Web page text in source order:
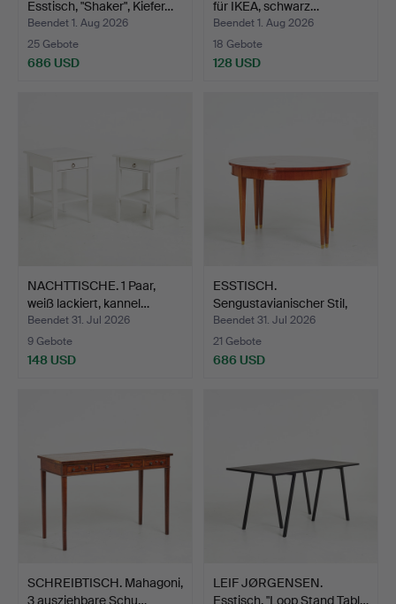
Esstisch, "Shaker", Kiefer…
Beendet 1. Aug 2026
25 Gebote
686 USD
für IKEA, schwarz…
Beendet 1. Aug 2026
18 Gebote
128 USD
NACHTTISCHE. 1 Paar,
weiß lackiert, kannel…
Beendet 31. Jul 2026
9 Gebote
148 USD
ESSTISCH.
Sengustavianischer Stil,
Mahagon…
Beendet 31. Jul 2026
21 Gebote
686 USD
SCHREIBTISCH. Mahagoni,
3 ausziehbare Schu…
LEIF JØRGENSEN.
Esstisch, "Loop Stand Tabl…